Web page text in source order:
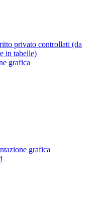
privato controllati (da
in tabelle)
grafica
grafica